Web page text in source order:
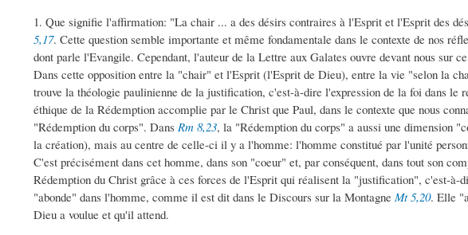
1. Que signifie l'affirmation: "La chair ... a des désirs contraires à l'Esprit et l'Esprit des
5,17. Cette question semble importante et même fondamentale dans le contexte de nos
dont parle l'Evangile. Cependant, l'auteur de la Lettre aux Galates ouvre devant nous sur
Dans cette opposition entre la "chair" et l'Esprit (l'Esprit de Dieu), entre la vie "selon la
trouve la théologie paulinienne de la justification, c'est-à-dire l'expression de la foi dans le
éthique de la Rédemption accomplie par le Christ que Paul, dans le contexte que nous
"Rédemption du corps". Dans Rm 8,23, la "Rédemption du corps" a aussi une dimension
la création), mais au centre de celle-ci il y a l'homme: l'homme constitué par l'unité
C'est précisément dans cet homme, dans son "coeur" et, par conséquent, dans tout son
Rédemption du Christ grâce à ces forces de l'Esprit qui réalisent la "justification", c'est-à-
"abonde" dans l'homme, comme il est dit dans le Discours sur la Montagne Mt 5,20. Elle
Dieu a voulue et qu'il attend.